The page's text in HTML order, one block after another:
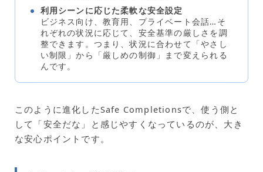
利用シーンに応じた柔軟な安全設定
ビジネス向け、教育用、プライベート会話…そ
れぞれの状況に応じて、安全基準の厳しさを調
整できます。つまり、状況に合わせて「やさし
い制限」から「厳しめの制御」まで変えられる
んです。
このように進化したSafe Completionsで、使う側と
して「安全だな」と感じやすくなっているのが、大き
な安心ポイントです。